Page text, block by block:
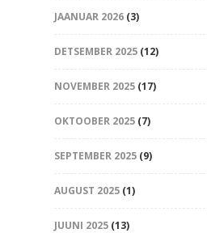
JAANUAR 2026(3)
DETSEMBER 2025(12)
NOVEMBER 2025(17)
OKTOOBER 2025(7)
SEPTEMBER 2025(9)
AUGUST 2025(1)
JUUNI 2025(13)